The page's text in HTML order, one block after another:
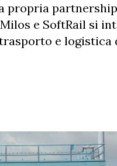
propria partnership
e SoftRail si
e logistica